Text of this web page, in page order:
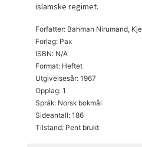
islamske regimet.
Forfatter: Bahman Nirumand,
Forlag: Pax
ISBN: N/A
Format: Heftet
Utgivelsesår: 1967
Opplag: 1
Språk: Norsk bokmål
Sideantall: 186
Tilstand: Pent brukt